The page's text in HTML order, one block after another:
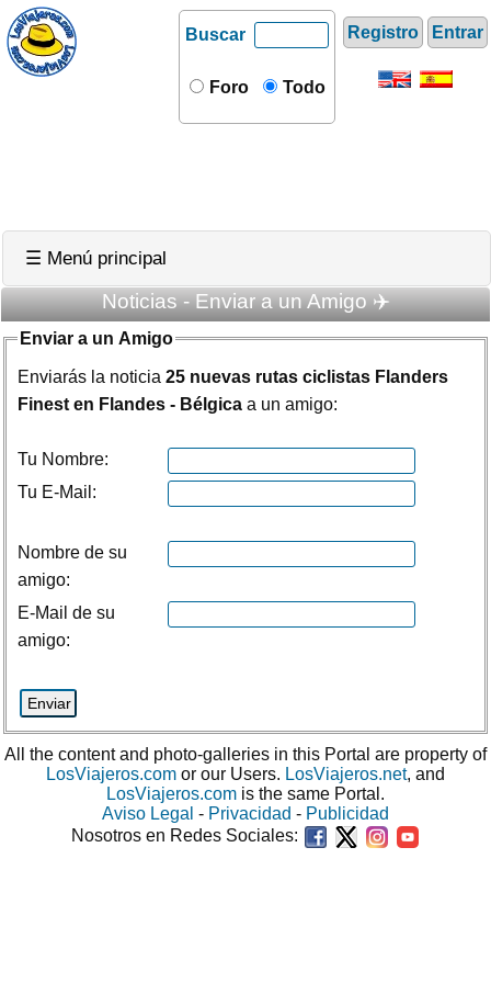
Registro Entrar
Buscar
Foro Todo
☰ Menú principal
Noticias - Enviar a un Amigo ✈️
Enviar a un Amigo
Enviarás la noticia 25 nuevas rutas ciclistas Flanders
Finest en Flandes - Bélgica a un amigo:
Tu Nombre:
Tu E-Mail:
Nombre de su
amigo:
E-Mail de su
amigo:
All the content and photo-galleries in this Portal are property of
LosViajeros.com or our Users. LosViajeros.net, and
LosViajeros.com is the same Portal.
Aviso Legal - Privacidad - Publicidad
Nosotros en Redes Sociales: